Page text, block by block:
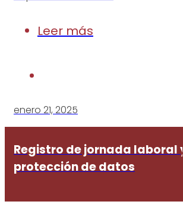
Leer más
enero 21, 2025
Registro de jornada laboral y
protección de datos